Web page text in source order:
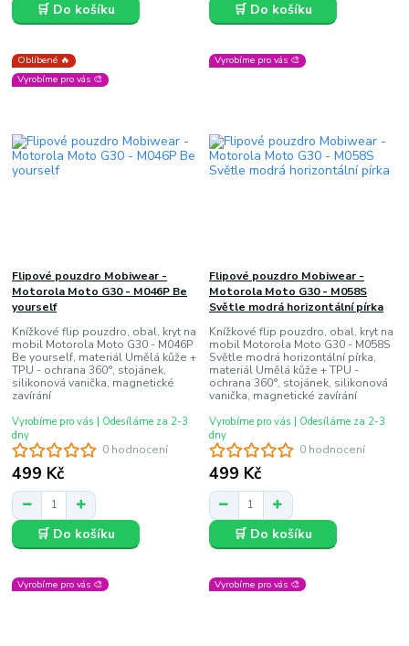
🛒 Do košíku 🛒 Do košíku
Oblíbené 🔥
Vyrobíme pro vás 🎨
0 hodnocení
Flipové pouzdro Mobiwear -
Motorola Moto G30 - M046P Be
yourself
Knížkové flip pouzdro, obal, kryt na
mobil Motorola Moto G30 - M046P
Be yourself, materiál Umělá kůže +
TPU - ochrana 360°, stojánek,
silikonová vanička, magnetické
zavírání
499 Kč
Vyrobíme pro vás | Odesíláme za 2-3
dny
🛒 Do košíku
Vyrobíme pro vás 🎨
0 hodnocení
Flipové pouzdro Mobiwear -
Motorola Moto G30 - M058S
Světle modrá horizontální pírka
Knížkové flip pouzdro, obal, kryt na
mobil Motorola Moto G30 - M058S
Světle modrá horizontální pírka,
materiál Umělá kůže + TPU -
ochrana 360°, stojánek, silikonová
vanička, magnetické zavírání
499 Kč
Vyrobíme pro vás | Odesíláme za 2-3
dny
🛒 Do košíku
Vyrobíme pro vás 🎨 Vyrobíme pro vás 🎨